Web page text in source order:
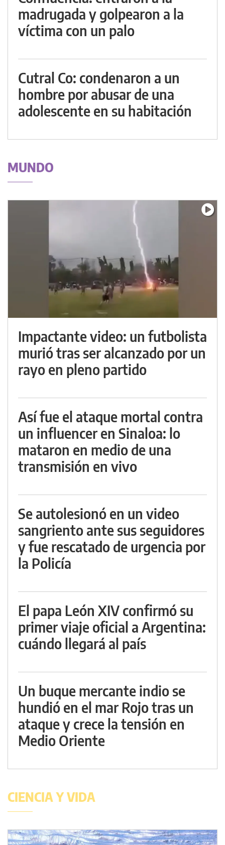
madrugada y golpearon a la
víctima con un palo
Cutral Co: condenaron a un
hombre por abusar de una
adolescente en su habitación
MUNDO
Impactante video: un futbolista
murió tras ser alcanzado por un
rayo en pleno partido
Así fue el ataque mortal contra
un influencer en Sinaloa: lo
mataron en medio de una
transmisión en vivo
Se autolesionó en un video
sangriento ante sus seguidores
y fue rescatado de urgencia por
la Policía
El papa León XIV confirmó su
primer viaje oficial a Argentina:
cuándo llegará al país
Un buque mercante indio se
hundió en el mar Rojo tras un
ataque y crece la tensión en
Medio Oriente
CIENCIA Y VIDA